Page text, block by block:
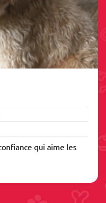
qui aime les